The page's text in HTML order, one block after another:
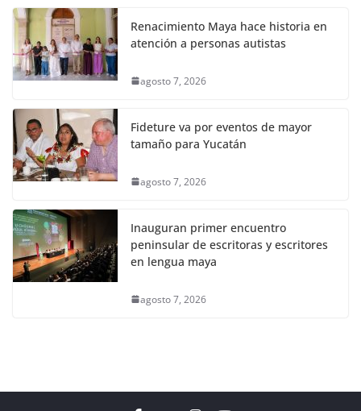
Renacimiento Maya hace historia en
atención a personas autistas
agosto 7, 2026
Fideture va por eventos de mayor
tamaño para Yucatán
agosto 7, 2026
Inauguran primer encuentro
peninsular de escritoras y escritores
en lengua maya
agosto 7, 2026